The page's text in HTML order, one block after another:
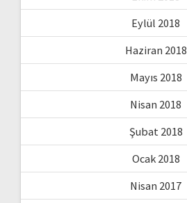
Eylül 2018
Haziran 2018
Mayıs 2018
Nisan 2018
Şubat 2018
Ocak 2018
Nisan 2017